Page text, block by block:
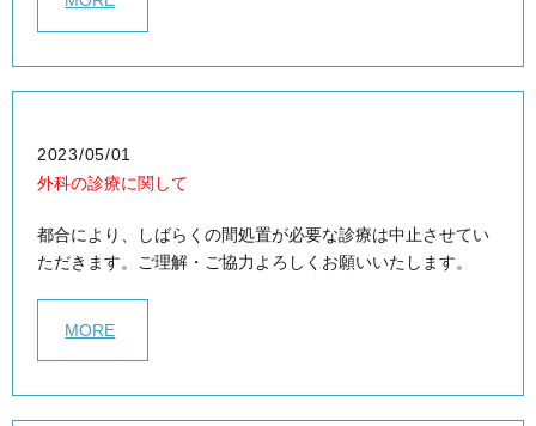
2023/05/01
外科の診療に関して
都合により、しばらくの間処置が必要な診療は中止させてい
ただきます。ご理解・ご協力よろしくお願いいたします。
MORE